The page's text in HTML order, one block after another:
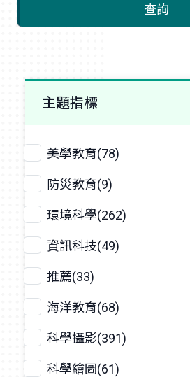
查詢
主題指標
美學教育(78)
防災教育(9)
環境科學(262)
資訊科技(49)
推薦(33)
海洋教育(68)
科學攝影(391)
科學繪圖(61)